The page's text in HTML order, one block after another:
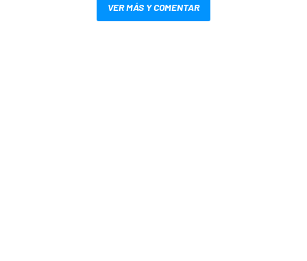
VER MÁS Y COMENTAR